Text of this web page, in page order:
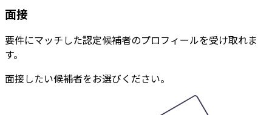
面接
要件にマッチした認定候補者のプロフィールを受け取れま
す。
面接したい候補者をお選びください。